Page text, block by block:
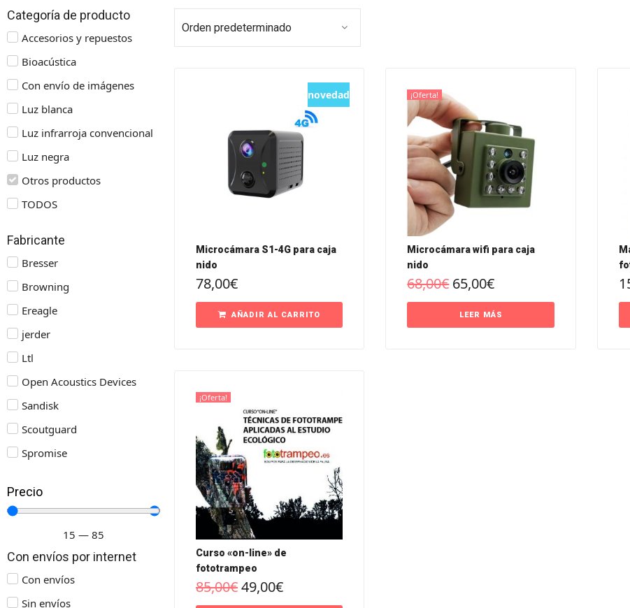
Categoría de producto
Accesorios y repuestos
Bioacústica
Con envío de imágenes
Luz blanca
Luz infrarroja convencional
Luz negra
Otros productos
TODOS
Fabricante
Bresser
Browning
Ereagle
jerder
Ltl
Open Acoustics Devices
Sandisk
Scoutguard
Spromise
Precio
15 — 85
Con envíos por internet
Con envíos
Sin envíos
novedad
Microcámara S1-4G para caja
nido
78,00€
AÑADIR AL CARRITO
¡Oferta!
Microcámara wifi para caja
nido
68,00€ 65,00€
LEER MÁS
¡Oferta!
Curso «on-line» de
fototrampeo
85,00€49,00€